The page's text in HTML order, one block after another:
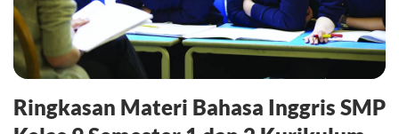
Ringkasan Materi Bahasa Inggris SMP